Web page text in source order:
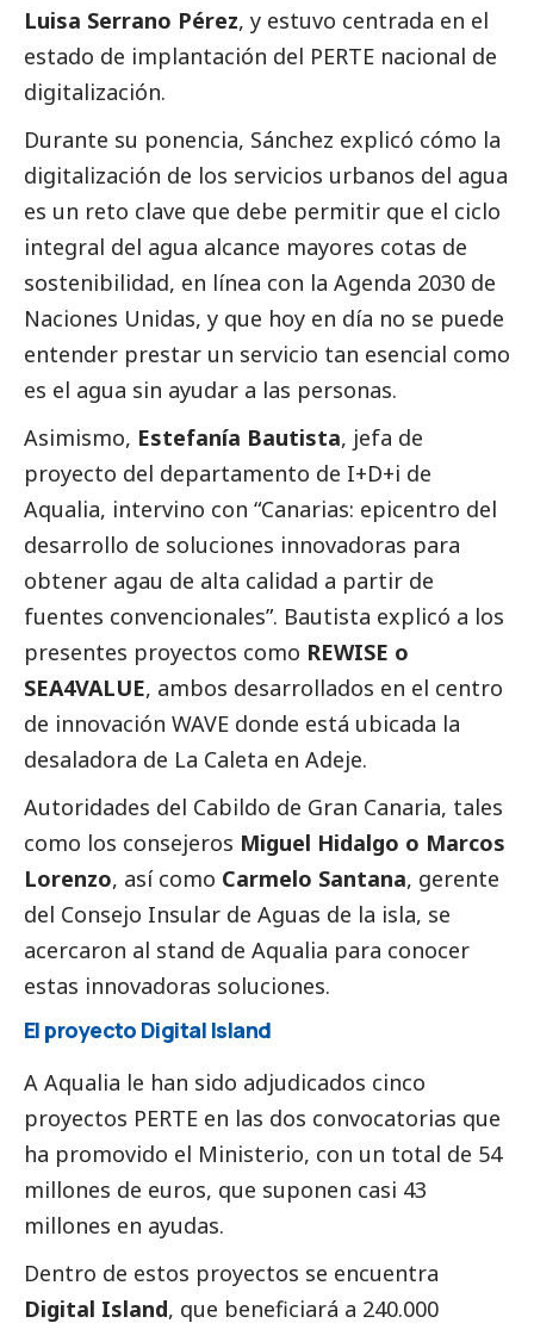
Luisa Serrano Pérez, y estuvo centrada en el
estado de implantación del PERTE nacional de
digitalización.
Durante su ponencia, Sánchez explicó cómo la
digitalización de los servicios urbanos del agua
es un reto clave que debe permitir que el ciclo
integral del agua alcance mayores cotas de
sostenibilidad, en línea con la Agenda 2030 de
Naciones Unidas, y que hoy en día no se puede
entender prestar un servicio tan esencial como
es el agua sin ayudar a las personas.
Asimismo, Estefanía Bautista, jefa de
proyecto del departamento de I+D+i de
Aqualia, intervino con “Canarias: epicentro del
desarrollo de soluciones innovadoras para
obtener agau de alta calidad a partir de
fuentes convencionales”. Bautista explicó a los
presentes proyectos como REWISE o
SEA4VALUE, ambos desarrollados en el centro
de innovación WAVE donde está ubicada la
desaladora de La Caleta en Adeje.
Autoridades del Cabildo de Gran Canaria, tales
como los consejeros Miguel Hidalgo o Marcos
Lorenzo, así como Carmelo Santana, gerente
del Consejo Insular de Aguas de la isla, se
acercaron al stand de Aqualia para conocer
estas innovadoras soluciones.
El proyecto Digital Island
A Aqualia le han sido adjudicados cinco
proyectos PERTE en las dos convocatorias que
ha promovido el Ministerio, con un total de 54
millones de euros, que suponen casi 43
millones en ayudas.
Dentro de estos proyectos se encuentra
Digital Island, que beneficiará a 240.000